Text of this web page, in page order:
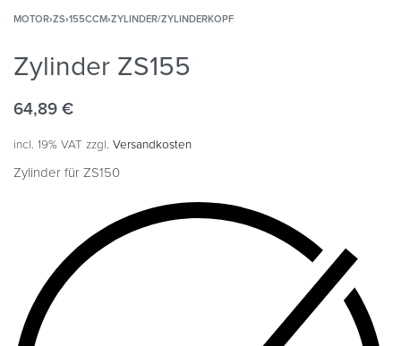
MOTOR›ZS›155CCM›ZYLINDER/ZYLINDERKOPF
Zylinder ZS155
64,89 €
incl. 19% VAT zzgl. Versandkosten
Zylinder für ZS150